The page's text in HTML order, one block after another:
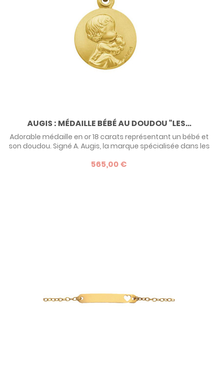
AUGIS : MÉDAILLE BÉBÉ AU DOUDOU "LES...
Adorable médaille en or 18 carats représentant un bébé et
son doudou. Signé A. Augis, la marque spécialisée dans les
Loupiots fera un cadeau à la fois classique et original.
565,00 €